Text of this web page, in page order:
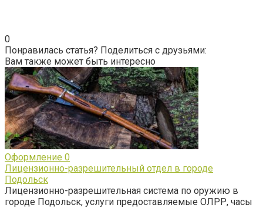
0
Понравилась статья? Поделиться с друзьями:
Вам также может быть интересно
Оформление 0
Лицензионно-разрешительный отдел в городе
Подольск
Лицензионно-разрешительная система по оружию в
городе Подольск, услуги предоставляемые ОЛРР, часы